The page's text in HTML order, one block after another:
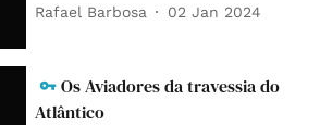
Rafael Barbosa 02 Jan 2024
Os Aviadores da travessia do
Atlântico